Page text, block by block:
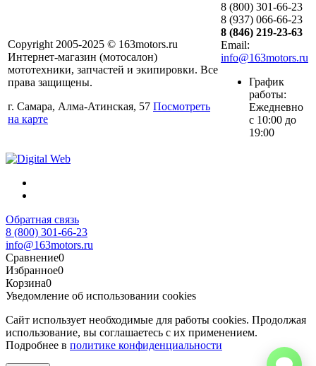
Copyright 2005-2025 © 163motors.ru
Интернет-магазин (мотосалон)
мототехники, запчастей и экипировки. Все
права защищены.
г. Самара, Алма-Атинская, 57 Посмотреть
на карте
8 (800) 301-66-23
8 (937) 066-66-23
8 (846) 219-23-63
Email:
info@163motors.ru
График
работы:
Ежедневно
с 10:00 до
19:00
Обратная связь
8 (800) 301-66-23
info@163motors.ru
Сравнение0
Избранное0
Корзина0
Уведомление об использовании cookies
Сайт использует необходимые для работы cookies. Продолжая
использование, вы соглашаетесь с их применением.
Подробнее в политике конфиденциальности